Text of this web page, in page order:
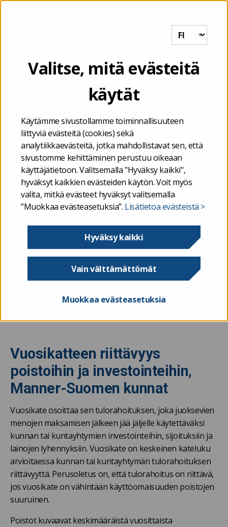
Valitse, mitä evästeitä
käytät
Käytämme sivustollamme toiminnallisuuteen
liittyviä evästeitä (cookies) sekä
analytiikkaevästeitä, jotka mahdollistavat sen, että
sivustomme kehittäminen perustuu oikeaan
käyttäjätietoon. Valitsemalla "Hyväksy kaikki",
hyväksyt kaikkien evästeiden käytön. Voit myös
valita, mitkä evästeet hyväksyt valitsemalla
”Muokkaa evästeasetuksia”. Lisätietoa evästeistä >
Hyväksy kaikki
Vain välttämättömät
Muokkaa evästeasetuksia
Kuntien ja kuntayhtymien
talous
Jokainen Suomessa asuva asuu jossain kunnassa ja
käyttää kuntien järjestämiä palveluita.
Kuntatalouden tila vaikuttaa merkittävästi siihen,
millaisia palveluita kunta tarjoaa. Tällä sivustolla voit
tutkia yhden kunnan tai kuntayhtymän taloutta
taikka vertailla kuntia tai kuntayhtymiä keskenään
useasta kuntatalouden näkökulmasta.
Mitä taloustietoja kunnat
raportoivat?
Vuosikatteen riittävyys
poistoihin ja investointeihin,
Manner-Suomen kunnat
Vuosikate osoittaa sen tulorahoituksen, joka juoksevien
menojen maksamisen jälkeen jää jäljelle käytettäväksi
kunnan tai kuntayhtymien investointeihin, sijoituksiin ja
lainojen lyhennyksiin. Vuosikate on keskeinen kateluku
arvioitaessa kunnan tai kuntayhtymän tulorahoituksen
riittävyyttä. Perusoletus on, että tulorahoitus on riittävä,
jos vuosikate on vähintään käyttöomaisuuden poistojen
suuruinen.
Poistot kuvaavat keskimääräistä vuosittaista